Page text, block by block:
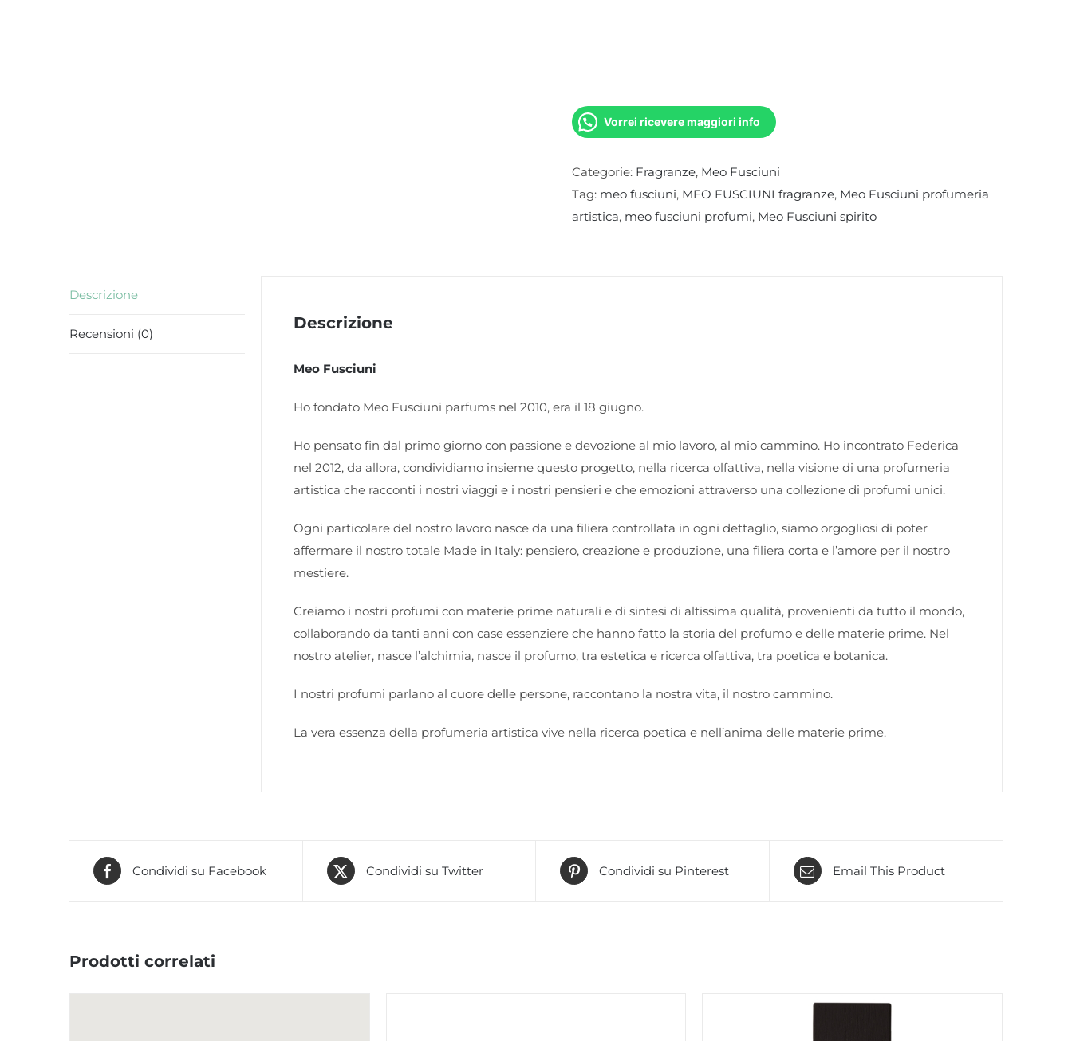
Vorrei ricevere maggiori info
Categorie: Fragranze, Meo Fusciuni
Tag: meo fusciuni, MEO FUSCIUNI fragranze, Meo Fusciuni profumeria
artistica, meo fusciuni profumi, Meo Fusciuni spirito
Descrizione
Recensioni (0)
Descrizione
Meo Fusciuni
Ho fondato Meo Fusciuni parfums nel 2010, era il 18 giugno.
Ho pensato fin dal primo giorno con passione e devozione al mio lavoro, al mio cammino. Ho incontrato Federica
nel 2012, da allora, condividiamo insieme questo progetto, nella ricerca olfattiva, nella visione di una profumeria
artistica che racconti i nostri viaggi e i nostri pensieri e che emozioni attraverso una collezione di profumi unici.
Ogni particolare del nostro lavoro nasce da una filiera controllata in ogni dettaglio, siamo orgogliosi di poter
affermare il nostro totale Made in Italy: pensiero, creazione e produzione, una filiera corta e l’amore per il nostro
mestiere.
Creiamo i nostri profumi con materie prime naturali e di sintesi di altissima qualità, provenienti da tutto il mondo,
collaborando da tanti anni con case essenziere che hanno fatto la storia del profumo e delle materie prime. Nel
nostro atelier, nasce l’alchimia, nasce il profumo, tra estetica e ricerca olfattiva, tra poetica e botanica.
I nostri profumi parlano al cuore delle persone, raccontano la nostra vita, il nostro cammino.
La vera essenza della profumeria artistica vive nella ricerca poetica e nell’anima delle materie prime.
Condividi su Facebook Condividi su Twitter Condividi su Pinterest Email This Product
Prodotti correlati